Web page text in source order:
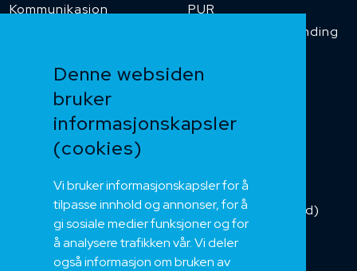
Denne websiden
bruker
informasjonskapsler
(cookies)
Vi bruker informasjonskapsler for å
tilpasse innhold og annonser, for å
gi sosiale medier funksjoner og for
å analysere trafikken vår. Vi deler
også informasjon om bruken av
Kommunikasjon
PUR
Temperaturbestanding
Heis og kran
Kategorikabel
Installasjonskabel
Kombikabel (Hybrid)
DNV sertifisert
Tilbehør